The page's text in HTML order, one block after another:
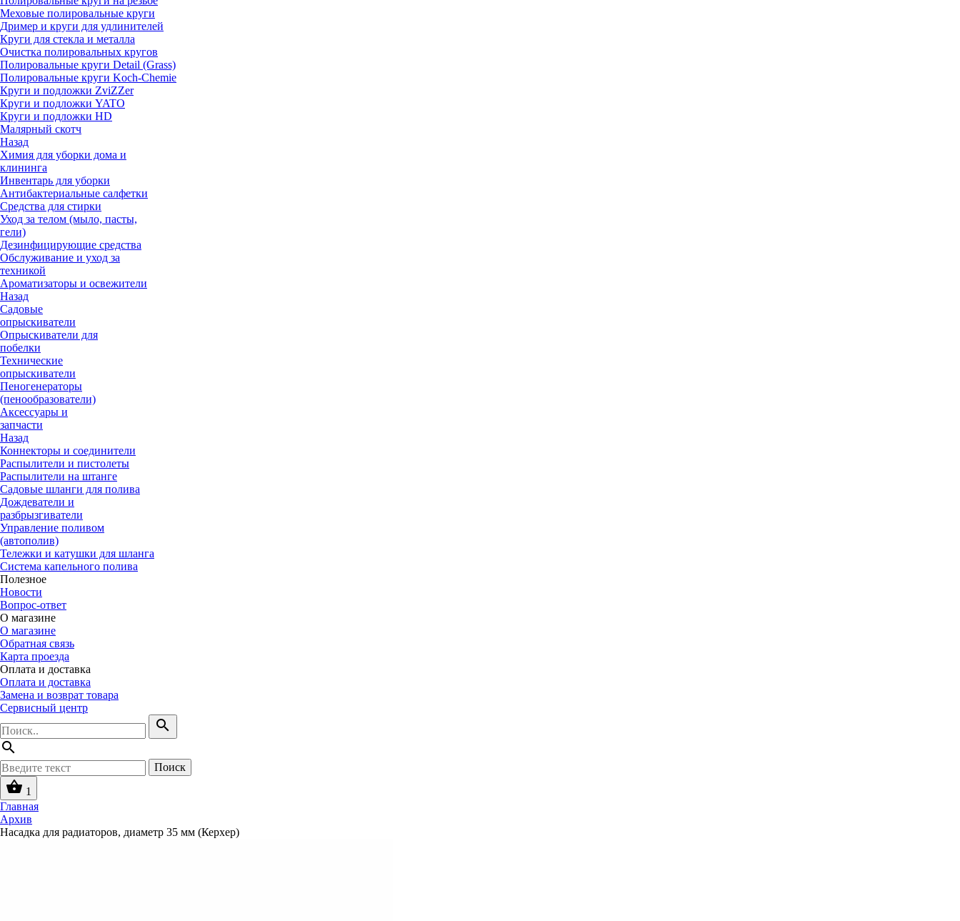
Меховые полировальные круги
Дример и круги для удлинителей
Круги для стекла и металла
Очистка полировальных кругов
Полировальные круги Detail (Grass)
Полировальные круги Koch-Chemie
Круги и подложки ZviZZer
Круги и подложки YATO
Круги и подложки HD
Малярный скотч
Назад
Химия для уборки дома и
клининга
Инвентарь для уборки
Антибактериальные салфетки
Средства для стирки
Уход за телом (мыло, пасты,
гели)
Дезинфицирующие средства
Обслуживание и уход за
техникой
Ароматизаторы и освежители
Назад
Садовые
опрыскиватели
Опрыскиватели для
побелки
Технические
опрыскиватели
Пеногенераторы
(пенообразователи)
Аксессуары и
запчасти
Назад
Коннекторы и соединители
Распылители и пистолеты
Распылители на штанге
Садовые шланги для полива
Дождеватели и
разбрызгиватели
Управление поливом
(автополив)
Тележки и катушки для шланга
Система капельного полива
Полезное
Новости
Вопрос-ответ
О магазине
О магазине
Обратная связь
Карта проезда
Оплата и доставка
Оплата и доставка
Замена и возврат товара
Сервисный центр
search
search
Поиск
shopping_basket 1
Главная
Архив
Насадка для радиаторов, диаметр 35 мм (Керхер)